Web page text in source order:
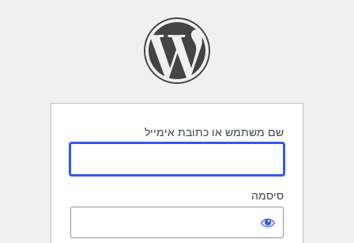
שם משתמש או כתובת אימייל
סיסמה